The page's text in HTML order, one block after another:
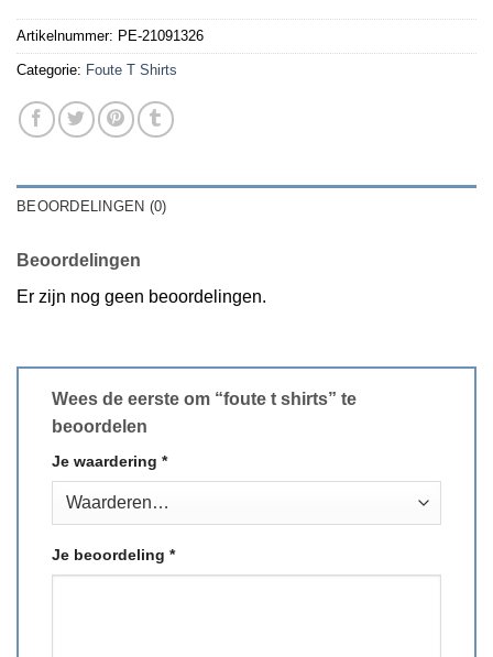
Artikelnummer: PE-21091326
Categorie: Foute T Shirts
BEOORDELINGEN (0)
Beoordelingen
Er zijn nog geen beoordelingen.
Wees de eerste om “foute t shirts” te
beoordelen
Je waardering *
Je beoordeling *